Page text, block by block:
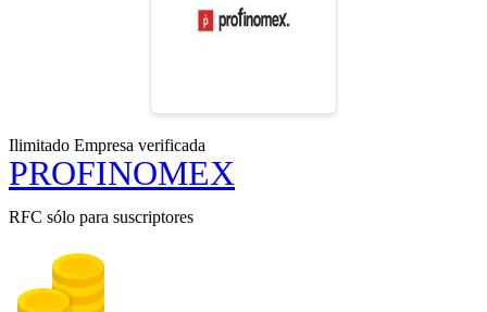
Ilimitado Empresa verificada
PROFINOMEX
RFC sólo para suscriptores